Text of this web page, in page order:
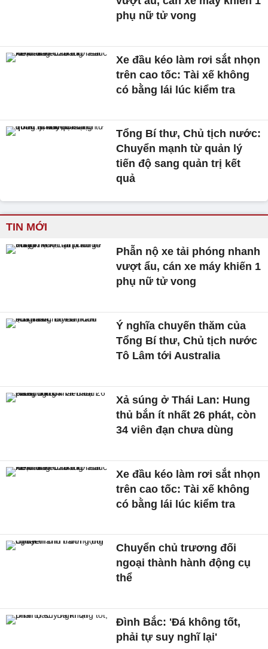
phụ nữ tử vong
Xe đầu kéo làm rơi sắt nhọn
trên cao tốc: Tài xế không
có bằng lái lúc kiểm tra
Tổng Bí thư, Chủ tịch nước:
Chuyển mạnh từ quản lý
tiến độ sang quản trị kết
quả
TIN MỚI
Phẫn nộ xe tải phóng nhanh
vượt ẩu, cán xe máy khiến 1
phụ nữ tử vong
Ý nghĩa chuyến thăm của
Tổng Bí thư, Chủ tịch nước
Tô Lâm tới Australia
Xả súng ở Thái Lan: Hung
thủ bắn ít nhất 26 phát, còn
34 viên đạn chưa dùng
Xe đầu kéo làm rơi sắt nhọn
trên cao tốc: Tài xế không
có bằng lái lúc kiểm tra
Chuyển chủ trương đối
ngoại thành hành động cụ
thể
Đình Bắc: 'Đá không tốt,
phải tự suy nghĩ lại'